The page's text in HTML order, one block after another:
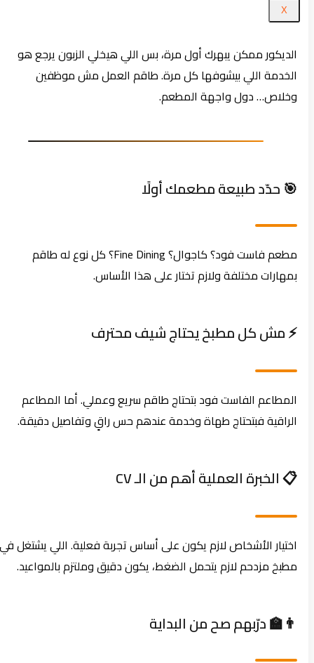
الديكور ممكن يبهرك أول مرة، بس اللي هيخلي الزبون يرجع هو
الخدمة اللي بيشوفها كل مرة. طاقم العمل مش موظفين
وخلاص… دول واجهة المطعم.
🎯 حدّد طبيعة مطعمك أولًا
مطعم فاست فود؟ كاجوال؟ Fine Dining؟ كل نوع له طاقم
بمهارات مختلفة ولازم تختار على هذا الأساس.
⚡ مش كل مطبخ يحتاج شيف محترف
المطاعم الفاست فود بتحتاج طاقم سريع وعملي. أما المطاعم
الراقية فبتحتاج طهاة وخدمة عندهم حس راقٍ وتفاصيل دقيقة.
📋 الخبرة العملية أهم من الـ CV
اختيار الأشخاص لازم يكون على أساس تجربة فعلية. اللي يشتغل في
مطبخ مزدحم لازم يتحمل الضغط، يكون دقيق وملتزم بالمواعيد.
👨‍🏫 درّبهم صح من البداية